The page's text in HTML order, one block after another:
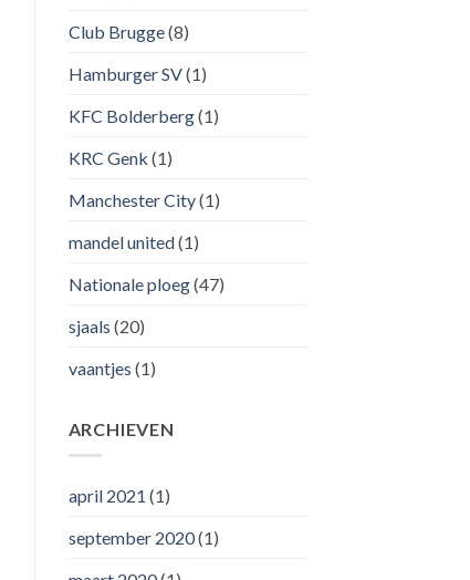
Club Brugge(8)
Hamburger SV(1)
KFC Bolderberg(1)
KRC Genk (1)
Manchester City(1)
mandel united(1)
Nationale ploeg(47)
sjaals (20)
vaantjes (1)
ARCHIEVEN
april 2021 (1)
september 2020(1)